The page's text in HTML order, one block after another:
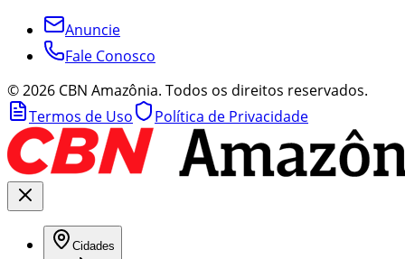
Anuncie
Fale Conosco
©2026 CBN Amazônia. Todos os direitos reservados.
Termos de Uso
Política de Privacidade
Cidades